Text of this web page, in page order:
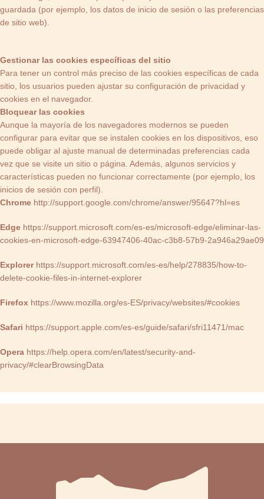
guardada (por ejemplo, los datos de inicio de sesión o las preferencias
de sitio web).
Gestionar las cookies específicas del sitio
Para tener un control más preciso de las cookies específicas de cada
sitio, los usuarios pueden ajustar su configuración de privacidad y
cookies en el navegador.
Bloquear las cookies
Aunque la mayoría de los navegadores modernos se pueden
configurar para evitar que se instalen cookies en los dispositivos, eso
puede obligar al ajuste manual de determinadas preferencias cada
vez que se visite un sitio o página. Además, algunos servicios y
características pueden no funcionar correctamente (por ejemplo, los
inicios de sesión con perfil).
Chrome http://support.google.com/chrome/answer/95647?hl=es
Edge https://support.microsoft.com/es-es/microsoft-edge/eliminar-las-
cookies-en-microsoft-edge-63947406-40ac-c3b8-57b9-2a946a29ae09
Explorer https://support.microsoft.com/es-es/help/278835/how-to-
delete-cookie-files-in-internet-explorer
Firefox https://www.mozilla.org/es-ES/privacy/websites/#cookies
Safari https://support.apple.com/es-es/guide/safari/sfri11471/mac
Opera https://help.opera.com/en/latest/security-and-
privacy/#clearBrowsingData